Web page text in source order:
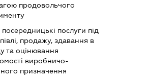
продовольчого
посередницькі послуги під
продажу, здавання в
та оцінювання
виробничо-
призначення